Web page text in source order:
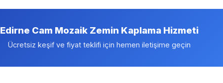
Edirne Cam Mozaik Zemin Kaplama Hizmeti
Ücretsiz keşif ve fiyat teklifi için hemen iletişime geçin